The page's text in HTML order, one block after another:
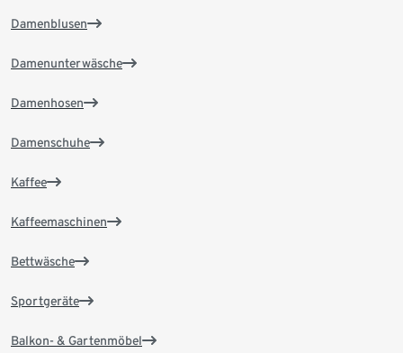
Damenblusen
Damenunterwäsche
Damenhosen
Damenschuhe
Kaffee
Kaffeemaschinen
Bettwäsche
Sportgeräte
Balkon- & Gartenmöbel